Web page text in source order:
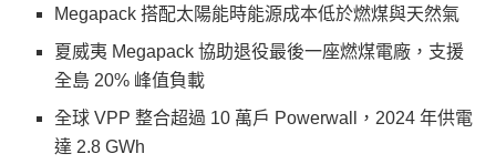
Megapack 搭配太陽能時能源成本低於燃煤與天然氣
夏威夷 Megapack 協助退役最後一座燃煤電廠，支援
全島 20% 峰值負載
全球 VPP 整合超過 10 萬戶 Powerwall，2024 年供電
達 2.8 GWh